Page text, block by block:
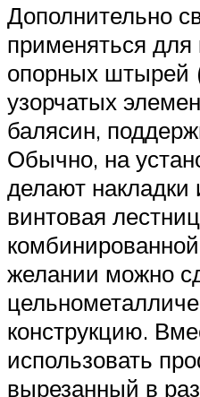
Дополнительно
применяться для
опорных штырей
узорчатых
балясин,
Обычно, на
делают накладки
винтовая
желании можно
конструкцию.
использовать
вырезанный в